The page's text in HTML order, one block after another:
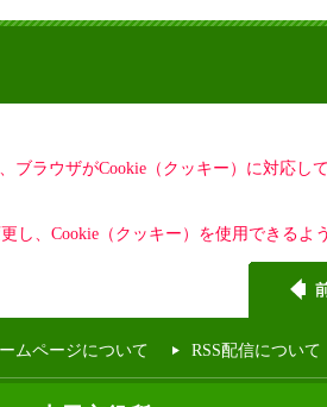
ラウザがCookie（クッキー）に対応
、Cookie（クッキー）を使用できるよ
ムページについて RSS配信について